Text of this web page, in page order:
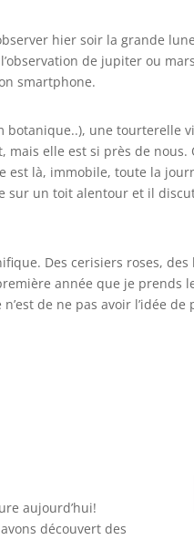
hier soir la grande lune
de jupiter ou
smartphone.
botanique..), une tourterelle
elle est si près de nous.
est là, immobile, toute la
sur un toit alentour et il
Des cerisiers roses, des
année que je prends
de ne pas avoir l’idée de
aujourd’hui!
découvert des